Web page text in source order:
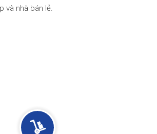
và nhà bán lẻ.